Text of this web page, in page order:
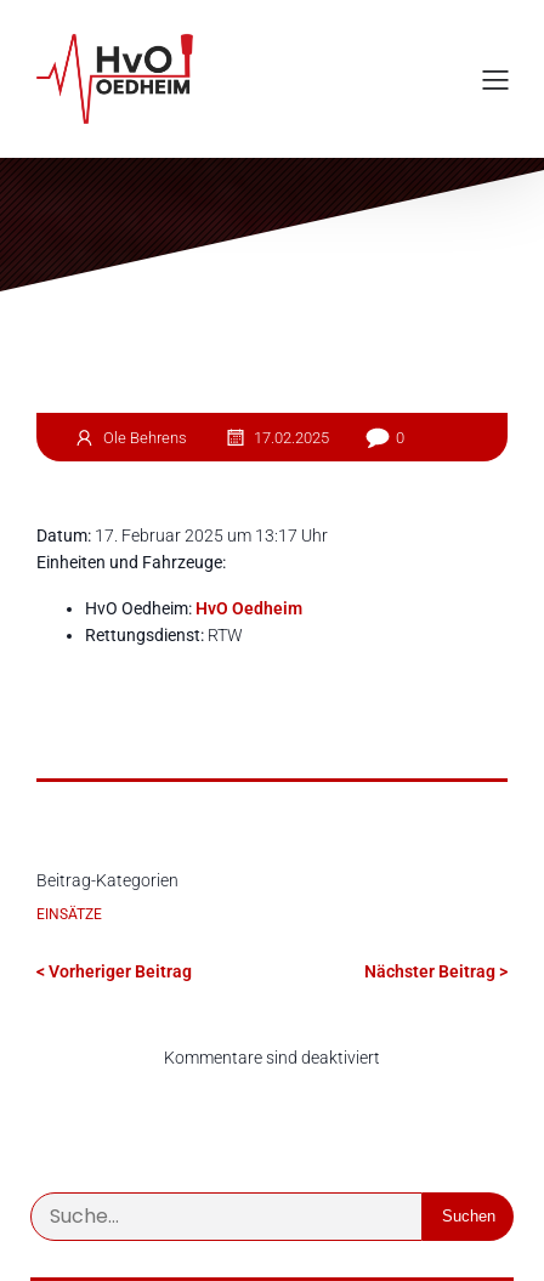
Ole Behrens 17.02.2025 0
Datum: 17. Februar 2025 um 13:17 Uhr
Einheiten und Fahrzeuge:
HvO Oedheim: HvO Oedheim
Rettungsdienst: RTW
Beitrag-Kategorien
EINSÄTZE
< Vorheriger Beitrag Nächster Beitrag >
Kommentare sind deaktiviert
Suchen